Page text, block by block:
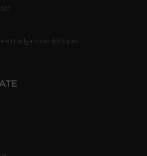
e Divulgazione dei Saperi